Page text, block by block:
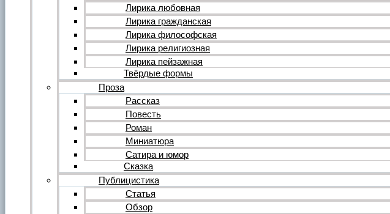
Лирика любовная
Лирика гражданская
Лирика философская
Лирика религиозная
Лирика пейзажная
Твёрдые формы
Проза
Рассказ
Повесть
Роман
Миниатюра
Сатира и юмор
Сказка
Публицистика
Статья
Обзор
Все темы форума
О литературе
О политике
О музыке
О кино
О разном
Комментарии
Пользователи
Авторский анонс
Редакция
Инструкции
Вставка видеоплеера
Вставка аудиоплеера
Войдите на сайт или зарегистрируйтесь